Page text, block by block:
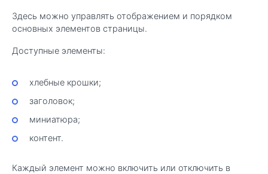
Здесь можно управлять отображением и порядком
основных элементов страницы.
Доступные элементы:
хлебные крошки;
заголовок;
миниатюра;
контент.
Каждый элемент можно включить или отключить в